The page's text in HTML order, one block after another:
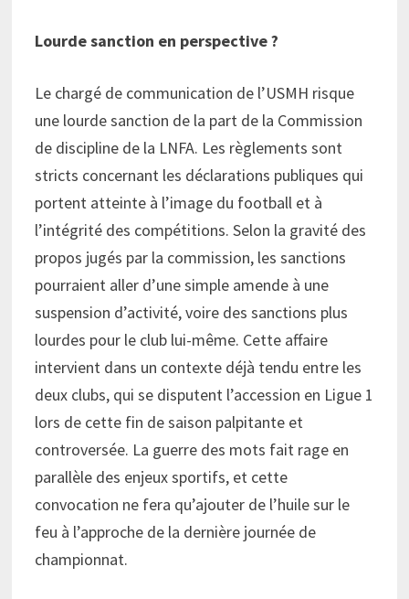
Lourde sanction en perspective ?
Le chargé de communication de l’USMH risque
une lourde sanction de la part de la Commission
de discipline de la LNFA. Les règlements sont
stricts concernant les déclarations publiques qui
portent atteinte à l’image du football et à
l’intégrité des compétitions. Selon la gravité des
propos jugés par la commission, les sanctions
pourraient aller d’une simple amende à une
suspension d’activité, voire des sanctions plus
lourdes pour le club lui-même. Cette affaire
intervient dans un contexte déjà tendu entre les
deux clubs, qui se disputent l’accession en Ligue 1
lors de cette fin de saison palpitante et
controversée. La guerre des mots fait rage en
parallèle des enjeux sportifs, et cette
convocation ne fera qu’ajouter de l’huile sur le
feu à l’approche de la dernière journée de
championnat.